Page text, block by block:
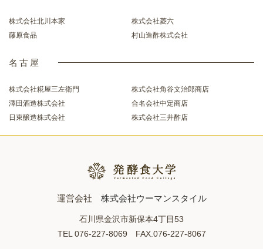
株式会社北川本家
株式会社菱六
藤原食品
村山造酢株式会社
名古屋
株式会社糀屋三左衛門
株式会社角谷文治郎商店
澤田酒造株式会社
合名会社中定商店
日東醸造株式会社
株式会社三井酢店
運営会社 株式会社ウーマンスタイル
石川県金沢市新保本4丁目53
TEL 076-227-8069 FAX.076-227-8067